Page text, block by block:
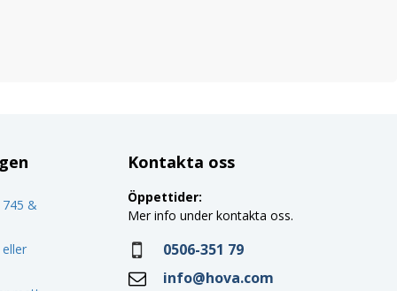
&
Kontakta oss
Öppettider:
Mer info under kontakta oss.
0506-351 79
info@hova.com